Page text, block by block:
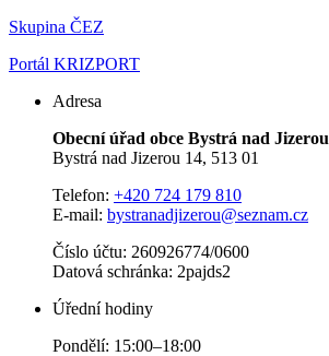
Skupina ČEZ
Portál KRIZPORT
Adresa
Obecní úřad obce Bystrá nad Jizerou
Bystrá nad Jizerou 14, 513 01
Telefon: +420 724 179 810
E-mail: bystranadjizerou@seznam.cz
Číslo účtu: 260926774/0600
Datová schránka: 2pajds2
Úřední hodiny
Pondělí: 15:00–18:00